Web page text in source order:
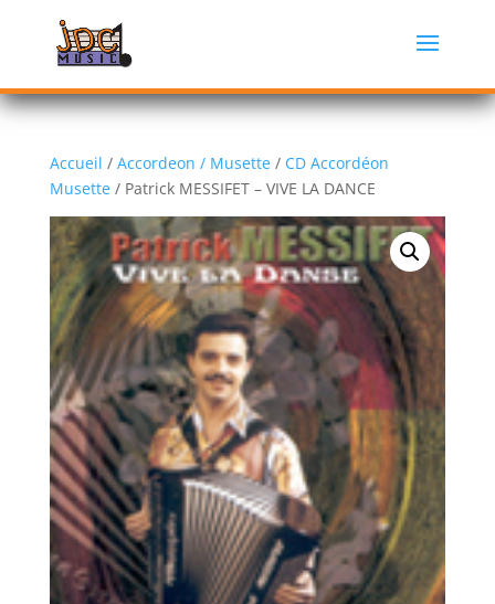
Accueil / Accordeon / Musette/ CD Accordéon
Musette/ Patrick MESSIFET – VIVE LA DANCE